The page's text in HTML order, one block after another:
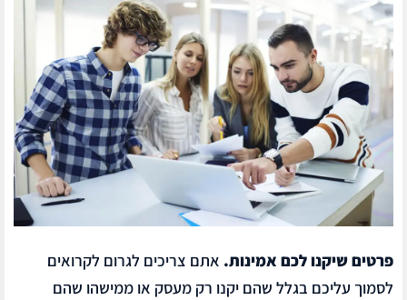
פרטים שיקנו לכם אמינות. אתם צריכים לגרום לקרואים
לסמוך עליכם בגלל שהם יקנו רק מעסק או ממישהו שהם